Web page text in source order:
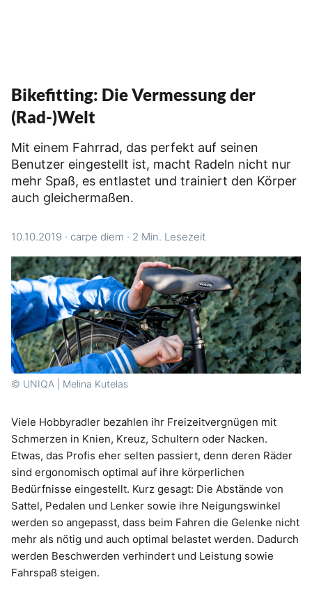
Bikefitting: Die Vermessung der
(Rad-)Welt
Mit einem Fahrrad, das perfekt auf seinen
Benutzer eingestellt ist, macht Radeln nicht nur
mehr Spaß, es entlastet und trainiert den Körper
auch gleichermaßen.
10.10.2019 · carpe diem · 2 Min. Lesezeit
© UNIQA | Melina Kutelas
Viele Hobbyradler bezahlen ihr Freizeitvergnügen mit
Schmerzen in Knien, Kreuz, Schultern oder Nacken.
Etwas, das Profis eher selten passiert, denn deren Räder
sind ergonomisch optimal auf ihre körperlichen
Bedürfnisse eingestellt. Kurz gesagt: Die Abstände von
Sattel, Pedalen und Lenker sowie ihre Neigungswinkel
werden so angepasst, dass beim Fahren die Gelenke nicht
mehr als nötig und auch optimal belastet werden. Dadurch
werden Beschwerden verhindert und Leistung sowie
Fahrspaß steigen.